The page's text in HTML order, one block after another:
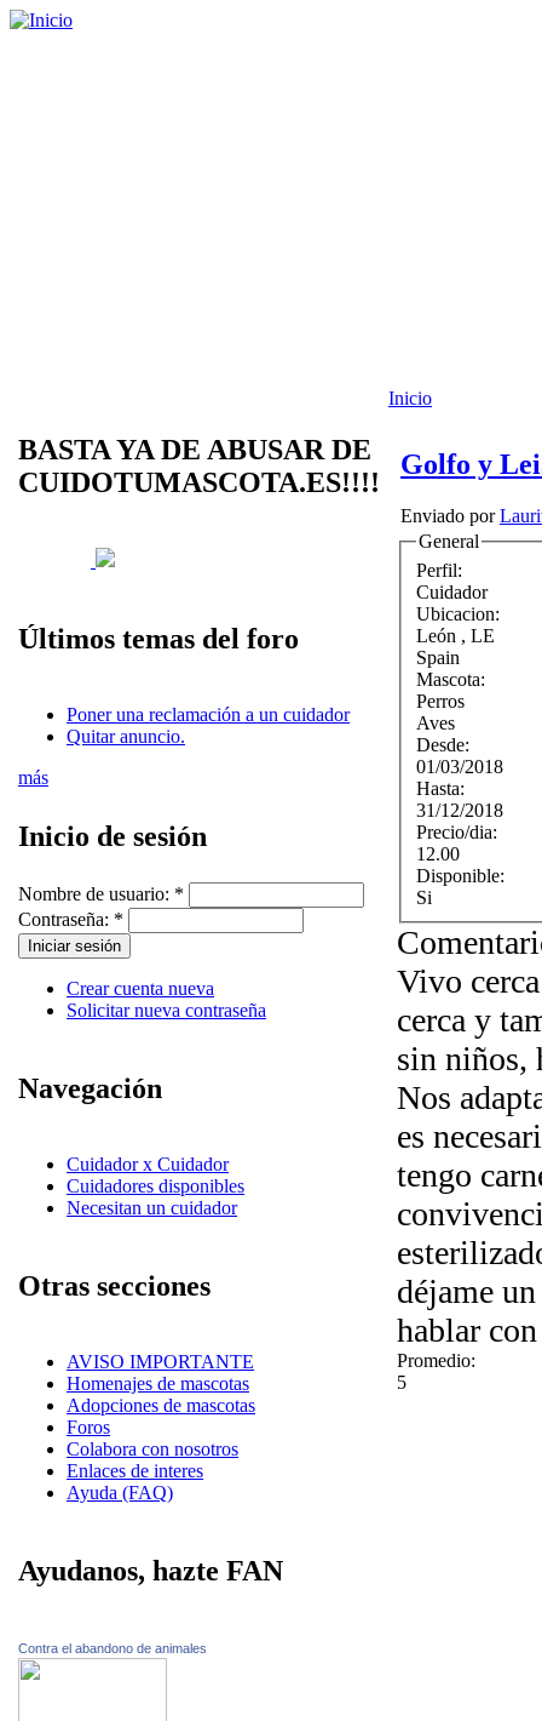
BASTA YA DE ABUSAR DE
CUIDOTUMASCOTA.ES!!!!
Últimos temas del foro
Poner una reclamación a un cuidador
Quitar anuncio.
más
Inicio de sesión
Nombre de usuario: *
Contraseña: *
Crear cuenta nueva
Solicitar nueva contraseña
Navegación
Cuidador x Cuidador
Cuidadores disponibles
Necesitan un cuidador
Otras secciones
AVISO IMPORTANTE
Homenajes de mascotas
Adopciones de mascotas
Foros
Colabora con nosotros
Enlaces de interes
Ayuda (FAQ)
Ayudanos, hazte FAN
Contra el abandono de animales
Inicio
Golfo y
Enviado por
General
Perfil:
Cuidador
Ubicacion:
León , LE
Spain
Mascota:
Perros
Aves
Desde:
01/03/2018
Hasta:
31/12/2018
Precio/dia:
12.00
Disponible:
Si
Vivo
cerca y
sin niños,
Nos
es
tengo
déjame
hablar
Promedio:
5